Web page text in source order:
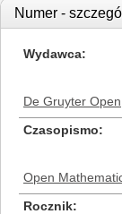
Numer -
Wydawca
De Gruyter Open
Czasopismo
Open
Rocznik